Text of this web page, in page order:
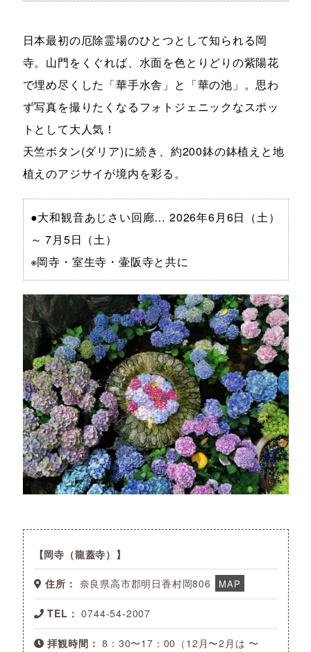
日本最初の厄除霊場のひとつとして知られる岡
寺。山門をくぐれば、水面を色とりどりの紫陽花
で埋め尽くした「華手水舎」と「華の池」。思わ
ず写真を撮りたくなるフォトジェニックなスポッ
トとして大人気！
天竺ボタン(ダリア)に続き、約200鉢の鉢植えと地
植えのアジサイが境内を彩る。
●大和観音あじさい回廊… 2026年6月6日（土）
～ 7月5日（土）
※岡寺・室生寺・壷阪寺と共に
岡寺（龍蓋寺）
住所： 奈良県高市郡明日香村岡806 MAP
TEL： 0744-54-2007
拝観時間： 8：30〜17：00（12月〜2月は 〜